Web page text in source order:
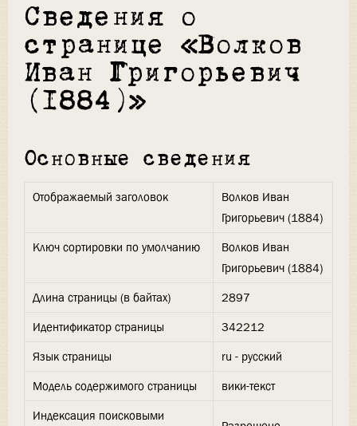
Сведения о
странице «Волков
Иван Григорьевич
(1884)»
Основные сведения
Отображаемый заголовок
Волков Иван
Григорьевич (1884)
Ключ сортировки по умолчанию
Волков Иван
Григорьевич (1884)
Длина страницы (в байтах)
2897
Идентификатор страницы
342212
Язык страницы
ru - русский
Модель содержимого страницы
вики-текст
Индексация поисковыми